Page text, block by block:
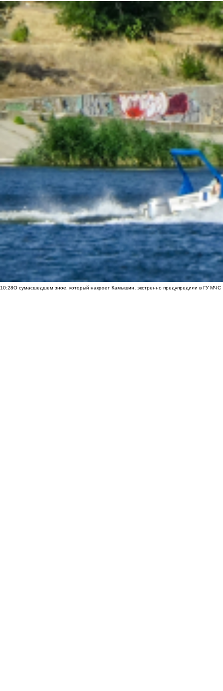
10:28О сумасшедшем зное, который накроет Камышин, экстренно предупредили в ГУ МЧС